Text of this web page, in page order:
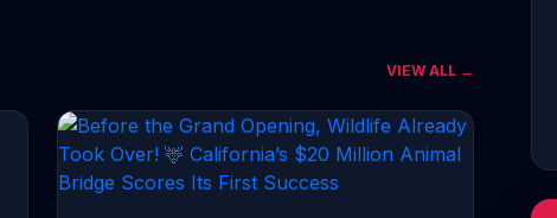
CONTINUE READING →
VIEW ALL →